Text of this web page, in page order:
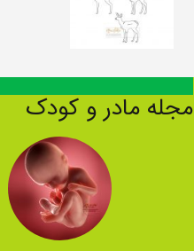
مجله مادر و کودک